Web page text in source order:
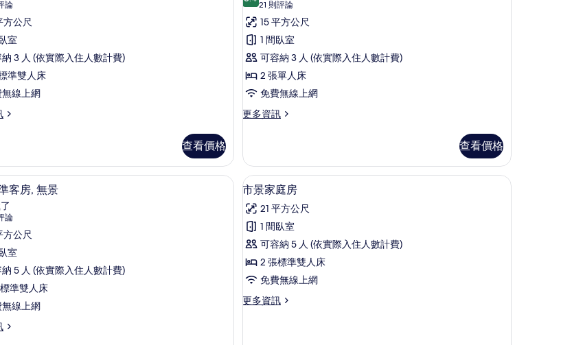
分 10 分
論
方公尺
室
3 人 (依實際入住人數計費)
準雙人床
線上網
查看價格
雙
床
房,
無
景
的
所
片
8.4 分，滿分 10 分
21 則評論
(21
則
評
論)
15 平方公尺
1 間臥室
可容納 3 人 (依實際入住人數計費)
2 張單人床
免費無線上網
更多資訊
更
房,
無
景
詳
情
查看價格
無線上網、床單 家庭標準客房, 無景 | 客房內保險箱、遮光布/窗簾、免費無線上網、床單
客房, 無景
滿分 10 分
論
方公尺
室
5 人 (依實際入住人數計費)
準雙人床
線上網
顯
示
市
景
家
庭
的
市景家庭房 | 客房內保險箱、遮光布/窗簾、
8
市景家庭房
21 平方公尺
1 間臥室
可容納 5 人 (依實際入住人數計費)
2 張標準雙人床
免費無線上網
更多資訊
更